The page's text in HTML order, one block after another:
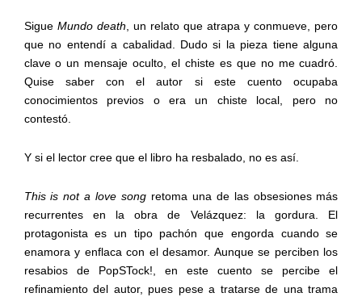
Sigue Mundo death , un relato que atrapa y conmueve, pero
que no entendí a cabalidad. Dudo si la pieza tiene alguna
clave o un mensaje oculto, el chiste es que no me cuadró.
Quise saber con el autor si este cuento ocupaba
conocimientos previos o era un chiste local, pero no
contestó.
Y si el lector cree que el libro ha resbalado, no es así.
This is not a love song retoma una de las obsesiones más
recurrentes en la obra de Velázquez: la gordura. El
protagonista es un tipo pachón que engorda cuando se
enamora y enflaca con el desamor. Aunque se perciben los
resabios de PopSTock!, en este cuento se percibe el
refinamiento del autor, pues pese a tratarse de una trama